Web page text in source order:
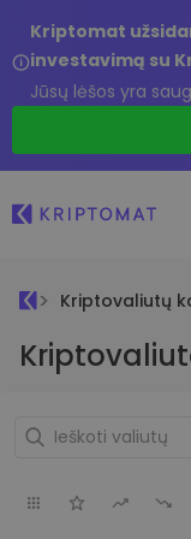
Kriptomat
investavimą su
Jūsų lėšos yra
Kriptovaliutų